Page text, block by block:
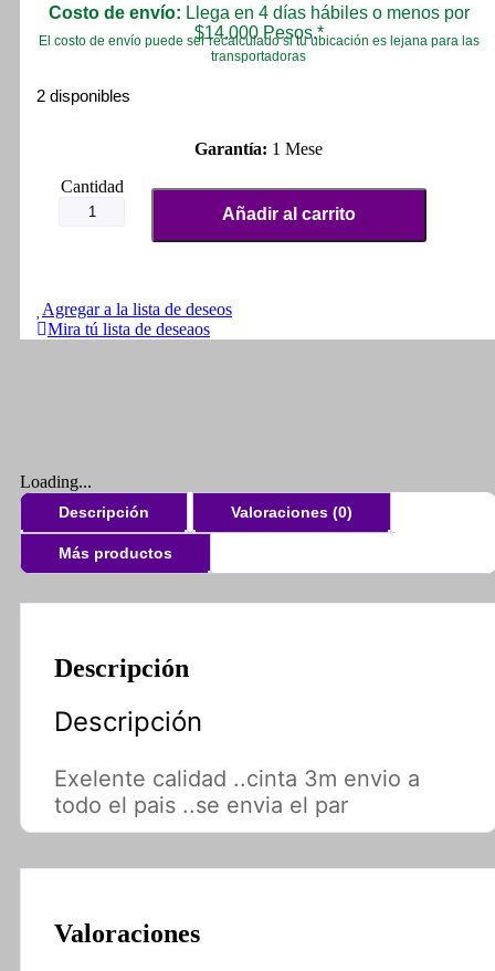
Costo de envío: Llega en 4 días hábiles o menos por
$14.000 Pesos.*
El costo de envío puede ser recalculado si tu ubicación es lejana para las
transportadoras
2 disponibles
Garantía: 1 Mese
Emblemas
Boxer
Plateados
..el
Par
Añadir al carrito
Agregar a la lista de deseos
Mira tú lista de deseaos
Loading...
Descripción Valoraciones (0)
Más productos
Descripción
Descripción
Exelente calidad ..cinta 3m envio a
todo el pais ..se envia el par
Valoraciones